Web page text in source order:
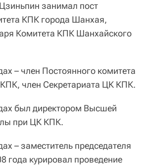
занимал пост
КПК города Шанхая,
Комитета КПК Шанхайского
– член Постоянного комитета
член Секретариата ЦК КПК.
был директором Высшей
при ЦК КПК.
– заместитель председателя
года курировал проведение